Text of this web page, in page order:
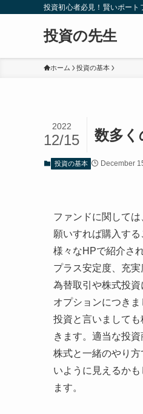
投資初心者必見！賢いポー
投資の先生
ホーム 投資の基本
数多く
2022
12/15
投資の基本 December
ファンドに関して
願いすれば購入する
様々なHPで紹介さ
プラス安定度、充
為替取引や株式投
オプションにつき
投資と言いまして
きます。適当な投
株式と一緒のやり
いように見えるか
ます。